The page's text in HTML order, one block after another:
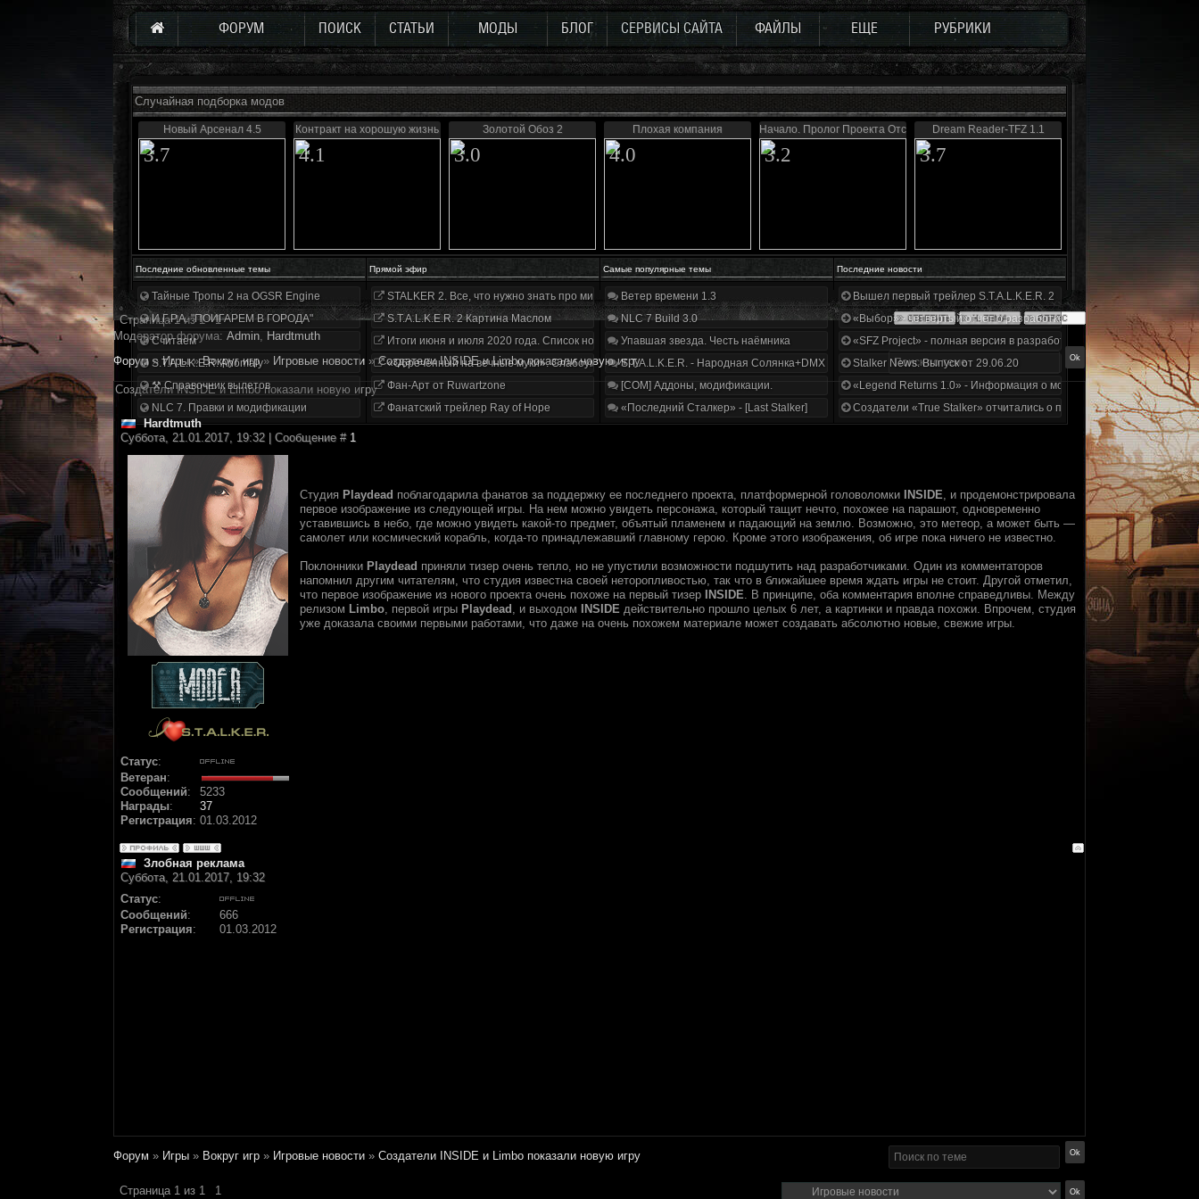
ФОРУМ ПОИСК СТАТЬИ МОДЫ БЛОГ СЕРВИСЫ САЙТА ФАЙЛЫ ЕЩЕ РУБРИКИ
Случайная подборка модов
Новый Арсенал 4.5
3.7
Контракт на хорошую жизнь
4.1
Золотой Обоз 2
3.0
Плохая компания
4.0
Начало. Пролог Проекта Отступник
3.2
Dream Reader-TFZ 1.1
3.7
Последние обновленные темы Прямой эфир Самые популярные темы Последние новости
Тайные Тропы 2 на OGSR Engine
И.Г.Р.А. "ПОИГАРЕМ В ГОРОДА"
Считаем
S.T.A.L.K.E.R. Anomaly
⚒ Справочник вылетов
NLC 7. Правки и модификации
STALKER 2. Все, что нужно знать про мир, геймплей и сюжет | Разбор трейлера
S.T.A.L.K.E.R. 2 Картина Маслом
Итоги июня и июля 2020 года. Список нововведений
«Обречённый на вечные муки». Слабоумие и отвага
Фан-Арт от Ruwartzone
Фанатский трейлер Ray of Hope
Ветер времени 1.3
NLC 7 Build 3.0
Упавшая звезда. Честь наёмника
S.T.A.L.K.E.R. - Народная Солянка+DMX 1.3.5.ООП.МА.К.
[COM] Аддоны, модификации.
«Последний Сталкер» - [Last Stalker]
Вышел первый трейлер S.T.A.L.K.E.R. 2
«Выбор» - четвертый отчет о разработке!
«SFZ Project» - полная версия в разработке!
Stalker News. Выпуск от 29.06.20
«Legend Returns 1.0» - Информация о моде за июнь 2020
Создатели «True Stalker» отчитались о проделанной работе
Страница1из1
1
Модератор форума: Аdmin, Hardtmuth
Форум » Игры » Вокруг игр » Игровые новости » Создатели INSIDE и Limbo показали новую игру
Создатели INSIDE и Limbo показали новую игру
Hardtmuth
Суббота, 21.01.2017, 19:32 | Сообщение # 1
Статус:
Ветеран:
Сообщений:
5233
Награды:
37
Регистрация: 01.03.2012
Студия Playdead поблагодарила фанатов за поддержку ее последнего проекта, платформерной головоломки INSIDE, и продемонстрировала
первое изображение из следующей игры. На нем можно увидеть персонажа, который тащит нечто, похожее на парашют, одновременно
уставившись в небо, где можно увидеть какой-то предмет, объятый пламенем и падающий на землю. Возможно, это метеор, а может быть —
самолет или космический корабль, когда-то принадлежавший главному герою. Кроме этого изображения, об игре пока ничего не известно.
Поклонники Playdead приняли тизер очень тепло, но не упустили возможности подшутить над разработчиками. Один из комментаторов
напомнил другим читателям, что студия известна своей неторопливостью, так что в ближайшее время ждать игры не стоит. Другой отметил,
что первое изображение из нового проекта очень похоже на первый тизер
INSIDE. В принципе, оба комментария вполне справедливы. Между
релизом Limbo, первой игры Playdead , и выходом INSIDE действительно прошло целых 6 лет, а картинки и правда похожи. Впрочем, студия
уже доказала своими первыми работами, что даже на очень похожем материале может создавать абсолютно новые, свежие игры.
Злобная реклама
Суббота, 21.01.2017, 19:32
Статус:
Сообщений:
666
Регистрация: 01.03.2012
Форум » Игры » Вокруг игр » Игровые новости » Создатели INSIDE и Limbo показали новую игру
Страница 1 из 1 1